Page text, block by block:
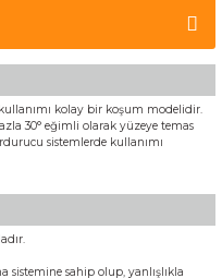
kolay bir koşum modelidir.
30° eğimli olarak yüzeye temas
sistemlerde kullanımı
sistemine sahip olup, yanlışlıkla